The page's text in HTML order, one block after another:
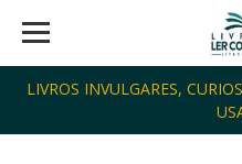
LIVROS INVULGARES,